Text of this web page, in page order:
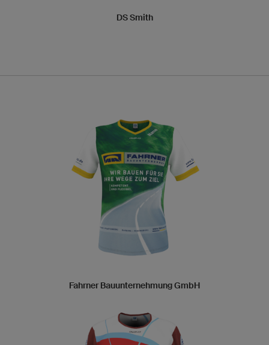
DS Smith
Fahrner Bauunternehmung GmbH